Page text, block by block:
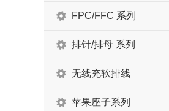
FPC/FFC 系列
排针/排母 系列
无线充软排线
苹果座子系列